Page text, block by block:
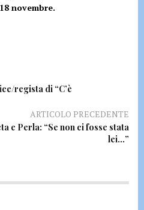
novembre.
regista di “C’è
ARTICOLO PRECEDENTE
e Perla: “Se non ci fosse stata
lei…”